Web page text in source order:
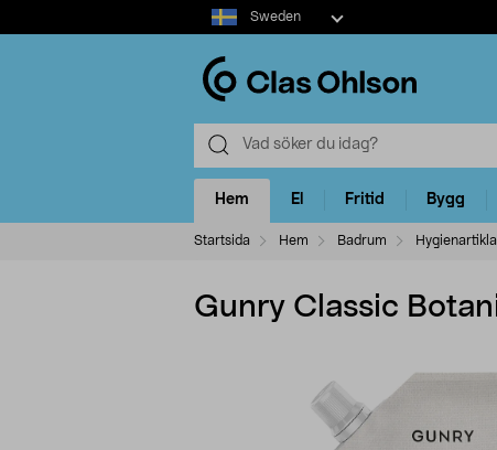
Select
market
Sweden
Hem El Fritid Bygg
Startsida Hem Badrum
Gunry Classic